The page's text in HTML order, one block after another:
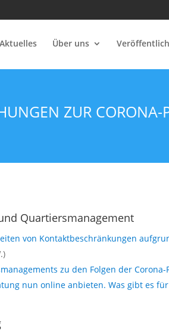
Aktuelles Über uns
ZUR
Quartiersmanagement
von Kontaktbeschränkungen
zu den Folgen der Corona-
nun online anbieten. Was gibt es